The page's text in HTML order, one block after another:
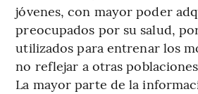
jóvenes, con mayor poder
preocupados por su salud,
utilizados para entrenar los
no reflejar a otras
La mayor parte de la